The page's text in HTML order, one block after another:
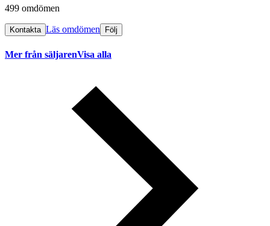
499 omdömen
Kontakta Läs omdömen Följ
Mer från säljarenVisa alla